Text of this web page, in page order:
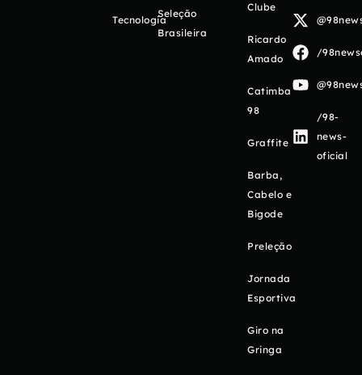
Tecnologia
Seleção
Brasileira
Clube
Ricardo
Amado
Catimba
98
Graffite
Barba,
Cabelo e
Bigode
Preleção
Jornada
Esportiva
Giro na
Gringa
/
/98-
news-
oficial